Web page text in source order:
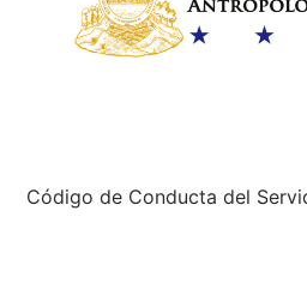
Código de Conducta del